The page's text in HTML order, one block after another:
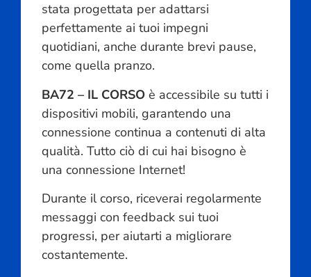
stata progettata per adattarsi
perfettamente ai tuoi impegni
quotidiani, anche durante brevi pause,
come quella pranzo.
BA72 – IL CORSO è accessibile su tutti i
dispositivi mobili, garantendo una
connessione continua a contenuti di alta
qualità. Tutto ciò di cui hai bisogno è
una connessione Internet!
Durante il corso, riceverai regolarmente
messaggi con feedback sui tuoi
progressi, per aiutarti a migliorare
costantemente.